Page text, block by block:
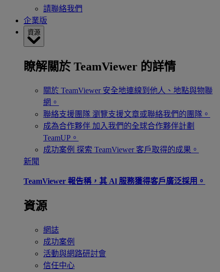
請聯絡我們
企業版
資源
瞭解關於 TeamViewer 的詳情
關於 TeamViewer 安全地連線到他人、地點與物聯
網。
聯絡支援團隊 瀏覽支援文章或聯絡我們的團隊。
成為合作夥伴 加入我們的全球合作夥伴計劃
TeamUP。
成功案例 探索 TeamViewer 客戶取得的成果。
新聞
TeamViewer 報告稱，其 Al 服務獲得客戶廣泛採用。
資源
網誌
成功案例
活動與網路研討會
信任中心